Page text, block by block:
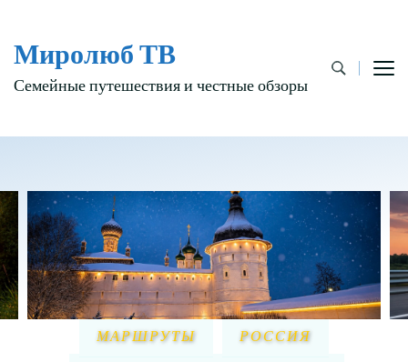
Миролюб ТВ
Семейные путешествия и честные обзоры
МАРШРУТЫ РОССИЯ